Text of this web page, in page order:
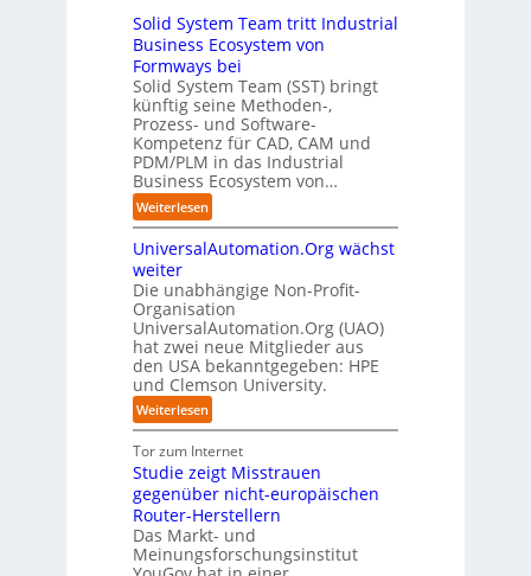
i
b
e
n
u
n
b
e
s
t
z
f
ü
r
d
e
n
G
i
g
a
f
a
c
t
o
r
y
-
A
u
s
b
a
u
-
C
E
O
h
e
n
z
e
n
t
r
e
n
i
n
D
e
u
t
s
c
h
l
a
n
d
T
e
f
f
p
u
n
k
t
f
r
p
r
a
x
i
s
n
a
e
A
u
t
o
m
b
:
D
i
s
r
u
p
t
b
l
i
c
k
t
a
u
f
d
i
e
Z
u
k
u
n
f
t
Solid System Team tritt Industrial
Business Ecosystem von
Formways bei
Solid System Team (SST) bringt
künftig seine Methoden-,
Prozess- und Software-
Kompetenz für CAD, CAM und
PDM/PLM in das Industrial
Business Ecosystem von…
Weiterlesen:
S
o
i
d
S
y
s
t
e
m
T
e
a
t
r
i
UniversalAutomation.Org wächst
weiter
Die unabhängige Non-Profit-
Organisation
UniversalAutomation.Org (UAO)
hat zwei neue Mitglieder aus
den USA bekanntgegeben: HPE
und Clemson University.
Weiterlesen:
U
n
i
v
e
r
s
a
Tor zum Internet
Studie zeigt Misstrauen
gegenüber nicht-europäischen
Router-Herstellern
Das Markt- und
Meinungsforschungsinstitut